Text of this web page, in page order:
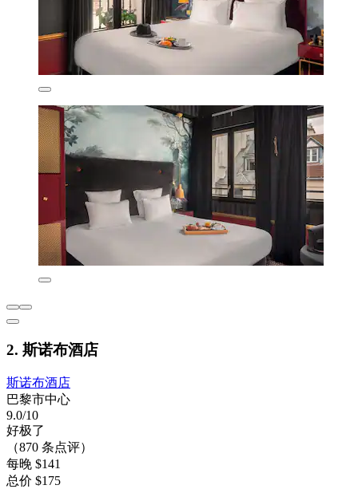
2. 斯诺布酒店
斯诺布酒店
巴黎市中心
9.0/10
好极了
（870 条点评）
每晚 $141
总价 $175